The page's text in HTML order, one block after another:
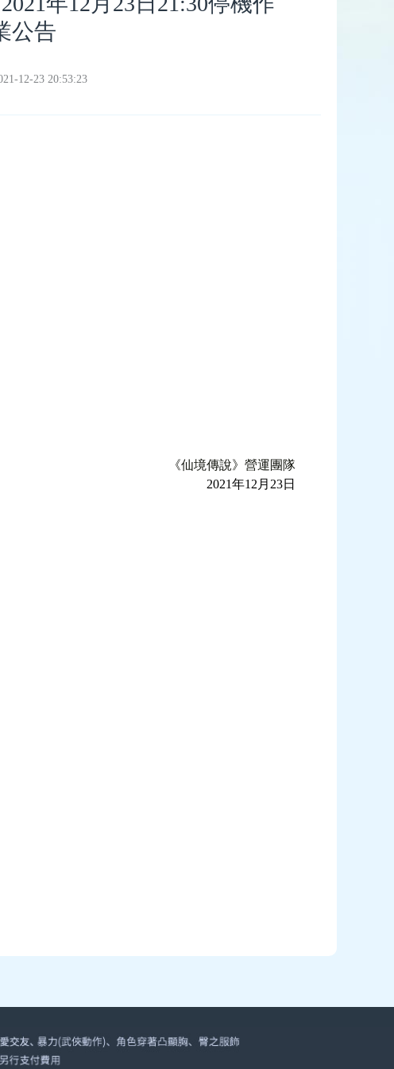
公告
12-23 20:53:23
《仙境傳說》營運團隊
2021年12月23日